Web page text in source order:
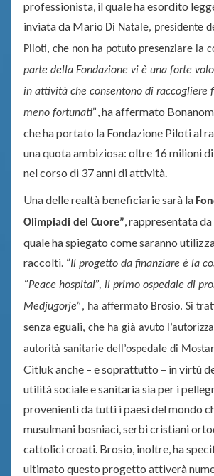
professionista, il quale ha esordito
inviata da Mario Di Natale, presidente
Piloti, che non ha potuto presenziare la
parte della Fondazione vi è una forte
in attività che consentono di raccogliere
meno fortunati”, ha affermato
che ha portato la Fondazione Piloti al
una quota ambiziosa: oltre 16 milioni
nel corso di 37 anni di attività.
Una delle realtà beneficiarie sarà la
Olimpiadi del Cuore”, rappresentata da
quale ha spiegato come saranno
raccolti. “Il progetto da finanziare è la
“Peace hospital”, il primo ospedale di
Medjugorje”, ha affermato Brosio. Si
senza eguali, che ha già avuto
autorità sanitarie dell’ospedale di
Citluk anche – e soprattutto – in virtù
utilità sociale e sanitaria sia per i
provenienti da tutti i paesi del mondo
musulmani bosniaci, serbi cristiani
cattolici croati. Brosio, inoltre, ha
ultimato questo progetto attiverà